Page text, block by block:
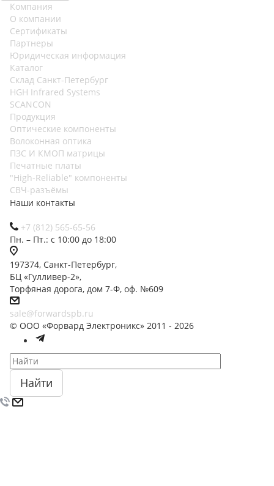
Компания
О компании
Сертификаты
Партнеры
Юридическая информация
Каталог
Cклад Санкт-Петербург
HGH Infrared Systems
SCANCON
Продукция
Оптические компоненты
Волоконная оптика
ПЗС И КМОП матрицы
Печатные платы
"High-Reliable" компоненты
СВЧ-разъёмы
Наши контакты
+7 (812) 565-65-56
Пн. – Пт.: с 10:00 до 18:00
197374, Санкт-Петербург,
БЦ «Гулливер-2»,
Торфяная дорога, дом 7-Ф, оф. №609
sale@forwardspb.ru
© ООО «Форвард Электроникс» 2011 - 2026
Найти